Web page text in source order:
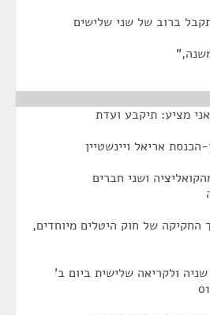
ברוב של שני שלישים
מציע: תיקבע ועדת
אריאל ויינשטיין
ושני חברים
החקיקה של חוק היטלים מיוחדים,
ולקריאה שלישית ביום ב'